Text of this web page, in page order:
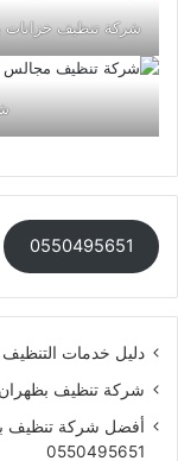
شركة تنظيف خزانات
0550495651
دليل خدمات
شركة تنظيف بظهران الجنوب خصم
0550495651